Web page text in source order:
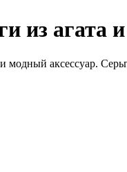
из агата
аксессуар.